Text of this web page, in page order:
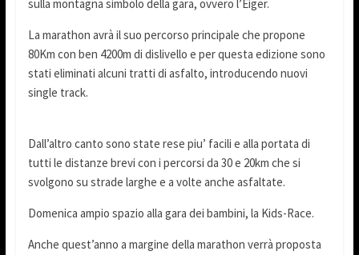
sulla montagna simbolo della gara, ovvero l’Eiger.
La marathon avrà il suo percorso principale che propone
80Km con ben 4200m di dislivello e per questa edizione sono
stati eliminati alcuni tratti di asfalto, introducendo nuovi
single track.
Dall’altro canto sono state rese piu’ facili e alla portata di
tutti le distanze brevi con i percorsi da 30 e 20km che si
svolgono su strade larghe e a volte anche asfaltate.
Domenica ampio spazio alla gara dei bambini, la Kids-Race.
Anche quest’anno a margine della marathon verrà proposta